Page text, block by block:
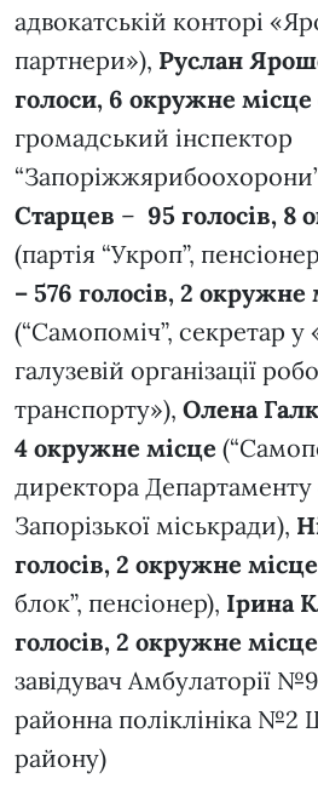
адвокатській конторі
партнери»), Руслан
голоси, 6 окружне місце
громадський інспектор
Старцев – 95 голосів, 8
(партія “Укроп”,
– 576 голосів, 2 окружне
(“Самопоміч”, секретар у
галузевій організації
транспорту»), Олена
4 окружне місце
директора Департаменту
Запорізької міськради),
голосів, 2 окружне місце
блок”, пенсіонер), Ірина
голосів, 2 окружне місце
завідувач Амбулаторії
районна поліклініка №2
району)